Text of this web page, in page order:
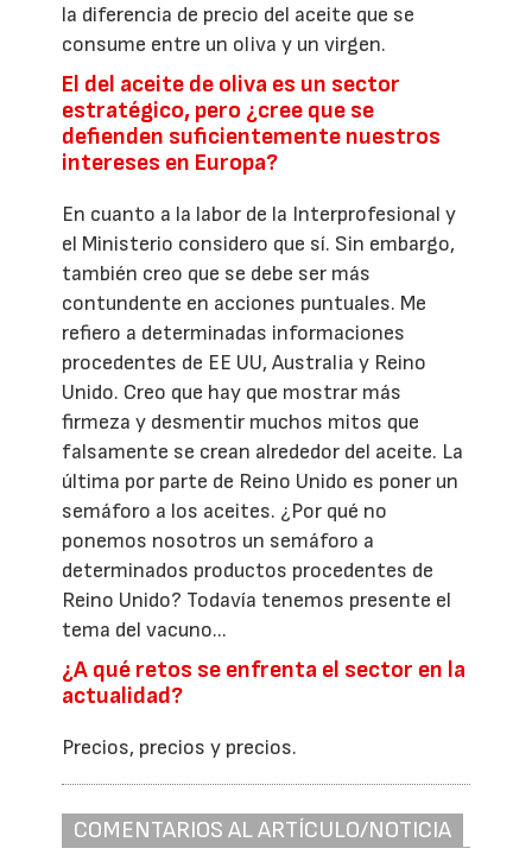
la diferencia de precio del aceite que se
consume entre un oliva y un virgen.
El del aceite de oliva es un sector
estratégico, pero ¿cree que se
defienden suficientemente nuestros
intereses en Europa?
En cuanto a la labor de la Interprofesional y
el Ministerio considero que sí. Sin embargo,
también creo que se debe ser más
contundente en acciones puntuales. Me
refiero a determinadas informaciones
procedentes de EE UU, Australia y Reino
Unido. Creo que hay que mostrar más
firmeza y desmentir muchos mitos que
falsamente se crean alrededor del aceite. La
última por parte de Reino Unido es poner un
semáforo a los aceites. ¿Por qué no
ponemos nosotros un semáforo a
determinados productos procedentes de
Reino Unido? Todavía tenemos presente el
tema del vacuno...
¿A qué retos se enfrenta el sector en la
actualidad?
Precios, precios y precios.
COMENTARIOS AL ARTÍCULO/NOTICIA